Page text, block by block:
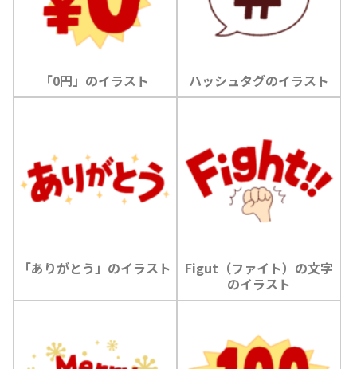
「0円」のイラスト ハッシュタグのイラスト
「ありがとう」のイラスト
Figut（ファイト）の文字
のイラスト